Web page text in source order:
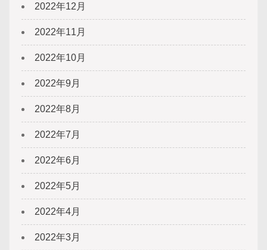
2022年12月
2022年11月
2022年10月
2022年9月
2022年8月
2022年7月
2022年6月
2022年5月
2022年4月
2022年3月